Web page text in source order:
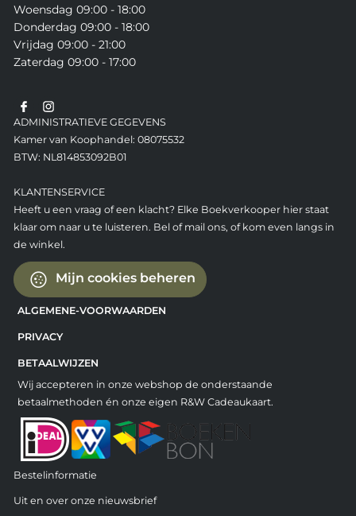
Woensdag 09:00 - 18:00
Donderdag 09:00 - 18:00
Vrijdag 09:00 - 21:00
Zaterdag 09:00 - 17:00
ADMINISTRATIEVE GEGEVENS
Kamer van Koophandel: 08075532
BTW: NL814853092B01
KLANTENSERVICE
Heeft u een vraag of een klacht? Elke Boekverkooper hier staat
klaar om naar u te luisteren. Bel of mail ons, of kom even langs in
de winkel.
Mijn cookies beheren
ALGEMENE-VOORWAARDEN
PRIVACY
BETAALWIJZEN
Wij accepteren in onze webshop de onderstaande
betaalmethoden én onze eigen R&W Cadeaukaart.
Bestelinformatie
Uit en over onze nieuwsbrief